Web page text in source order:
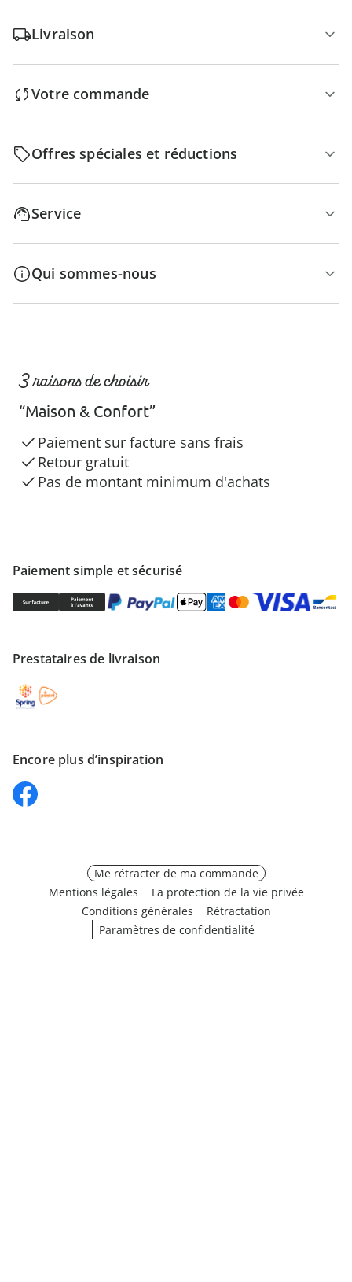
Livraison
Votre commande
Offres spéciales et réductions
Service
Qui sommes-nous
Paiement simple et sécurisé
Prestataires de livraison
Encore plus d’inspiration
3 raisons de choisir
“Maison & Confort”
Paiement sur facture sans frais
Retour gratuit
Pas de montant minimum d'achats
Me rétracter de ma commande
Mentions légales
La protection de la vie privée
Conditions générales
Rétractation
Paramètres de confidentialité